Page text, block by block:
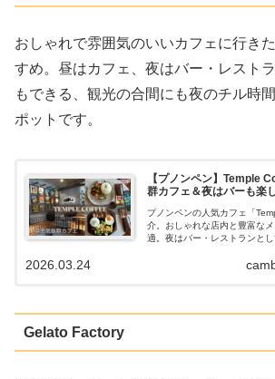
おしゃれで雰囲気のいいカフェに行き
すめ。昼はカフェ、夜はバー・レスト
もできる、観光の合間にも夜のチル時
ポットです。
【プノンペン】Temple
群カフェ＆夜はバーも楽
プノンペンの人気カフェ「
介。おしゃれな店内と豊富な
適。夜はバー・レストランとし
2026.03.24
Gelato Factory